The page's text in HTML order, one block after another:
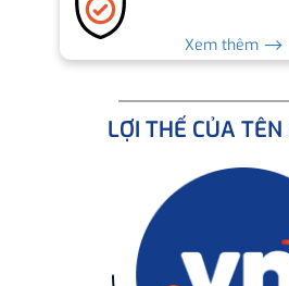
Xem thêm ⟶
LỢI THẾ CỦA